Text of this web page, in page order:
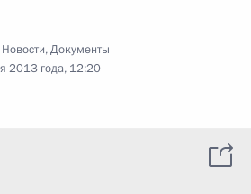
Новости,Документы
2013 года, 12:20